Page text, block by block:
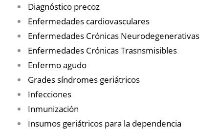
Diagnóstico precoz
Enfermedades cardiovasculares
Enfermedades Crónicas Neurodegenerativas
Enfermedades Crónicas Trasnsmisibles
Enfermo agudo
Grades síndromes geriátricos
Infecciones
Inmunización
Insumos geriátricos para la dependencia